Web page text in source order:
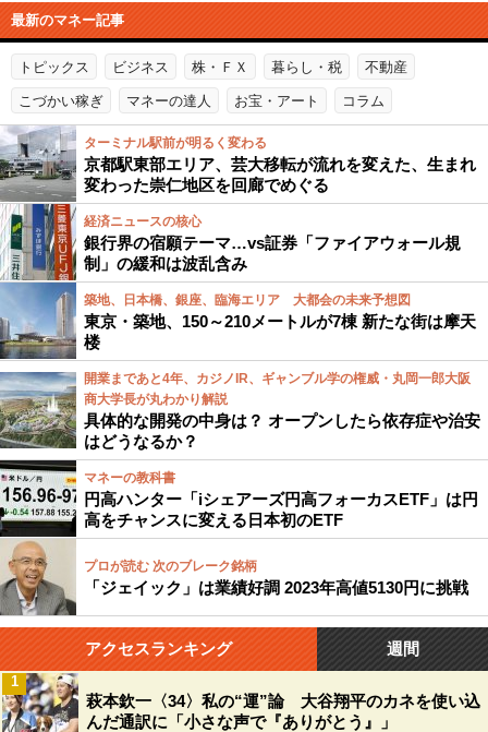
最新のマネー記事
トピックス ビジネス 株・ＦＸ 暮らし・税 不動産
こづかい稼ぎ マネーの達人 お宝・アート コラム
ターミナル駅前が明るく変わる
京都駅東部エリア、芸大移転が流れを変えた、生まれ
変わった崇仁地区を回廊でめぐる
経済ニュースの核心
銀行界の宿願テーマ…vs証券「ファイアウォール規
制」の緩和は波乱含み
築地、日本橋、銀座、臨海エリア 大都会の未来予想図
東京・築地、150～210メートルが7棟 新たな街は摩天
楼
開業まであと4年、カジノIR、ギャンブル学の権威・丸岡一郎大阪
商大学長が丸わかり解説
具体的な開発の中身は？ オープンしたら依存症や治安
はどうなるか？
マネーの教科書
円高ハンター「iシェアーズ円高フォーカスETF」は円
高をチャンスに変える日本初のETF
プロが読む 次のブレーク銘柄
「ジェイック」は業績好調 2023年高値5130円に挑戦
アクセスランキング 週間
萩本欽一〈34〉私の“運”論 大谷翔平のカネを使い込
んだ通訳に「小さな声で『ありがとう』」
1